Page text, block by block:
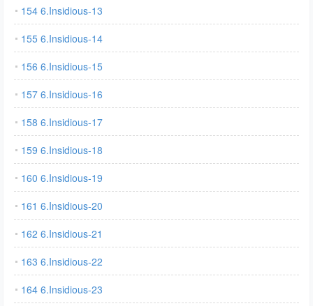
154 6.Insidious-13
155 6.Insidious-14
156 6.Insidious-15
157 6.Insidious-16
158 6.Insidious-17
159 6.Insidious-18
160 6.Insidious-19
161 6.Insidious-20
162 6.Insidious-21
163 6.Insidious-22
164 6.Insidious-23